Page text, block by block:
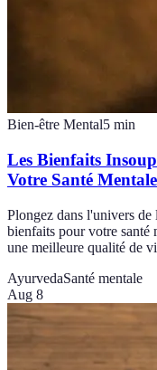
Bien-être Mental5 min
Les Bienfaits
Votre Santé Mentale
Plongez dans l'univers
bienfaits pour votre santé
une meilleure qualité de
AyurvedaSanté mentale
Aug 8